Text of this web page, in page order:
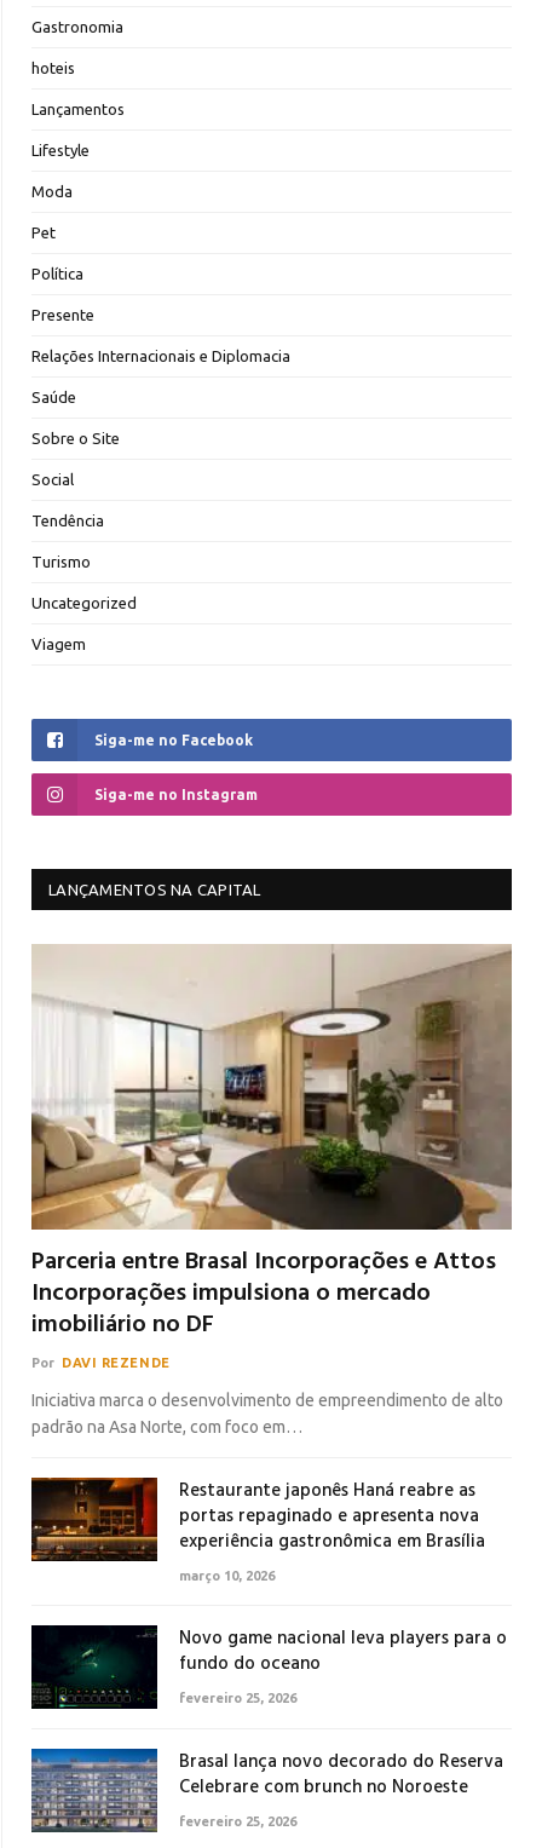
Gastronomia
hoteis
Lançamentos
Lifestyle
Moda
Pet
Política
Presente
Relações Internacionais e Diplomacia
Saúde
Sobre o Site
Social
Tendência
Turismo
Uncategorized
Viagem
Siga-me no Facebook
Siga-me no Instagram
LANÇAMENTOS NA CAPITAL
Parceria entre Brasal Incorporações e Attos
Incorporações impulsiona o mercado
imobiliário no DF
Por DAVI REZENDE
Iniciativa marca o desenvolvimento de empreendimento de alto
padrão na Asa Norte, com foco em…
Restaurante japonês Haná reabre as
portas repaginado e apresenta nova
experiência gastronômica em Brasília
março 10, 2026
Novo game nacional leva players para o
fundo do oceano
fevereiro 25, 2026
Brasal lança novo decorado do Reserva
Celebrare com brunch no Noroeste
fevereiro 25, 2026